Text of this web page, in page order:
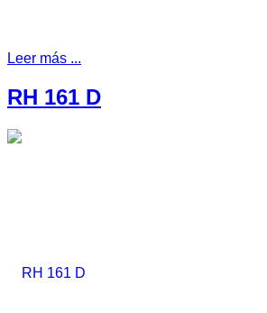
Leer más ...
RH 161 D